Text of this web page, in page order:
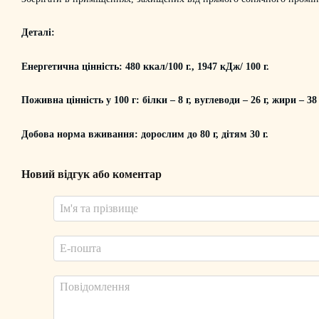
Деталі:
Енергетична цінність: 480 ккал/100 г., 1947 кДж/ 100 г.
Поживна цінність у 100 г: білки – 8 г, вуглеводи – 26 г, жири – 38
Добова норма вживання: дорослим до 80 г, дітям 30 г.
Новий відгук або коментар